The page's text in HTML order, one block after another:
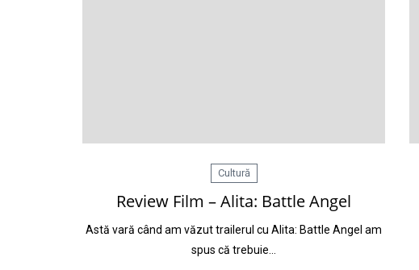
Cultură
Review Film – Alita: Battle Angel
Astă vară când am văzut trailerul cu Alita: Battle Angel am
spus că trebuie…